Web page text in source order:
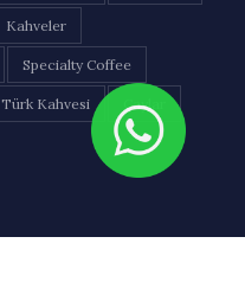
Kahveler
Specialty Coffee
Türk Kahvesi Çaylar